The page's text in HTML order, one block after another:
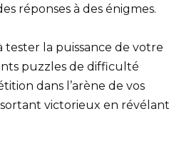
réponses à des énigmes.
tester la puissance de votre
puzzles de difficulté
dans l’arène de vos
victorieux en révélant